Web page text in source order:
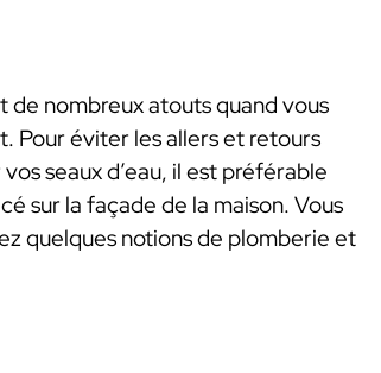
nombreux atouts quand vous
Pour éviter les allers et retours
seaux d’eau, il est préférable
sur la façade de la maison. Vous
quelques notions de plomberie et